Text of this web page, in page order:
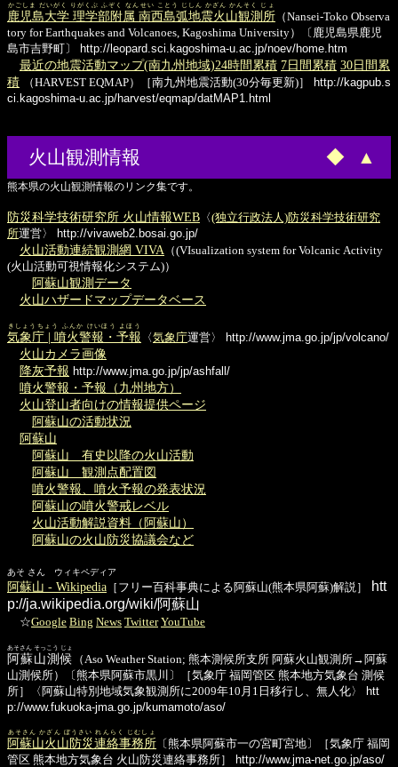
鹿児島大学 理学部附属 南西島弧地震火山観測所
かごしま だいがく りがくぶ ふぞく なんせい ことう じしん かざん かんそく じょ
（Nansei-Toko Observa
tory for Earthquakes and Volcanoes, Kagoshima University）〔鹿児島県鹿児
島市吉野町〕
http://leopard.sci.kagoshima-u.ac.jp/noev/home.htm
最近の地震活動マップ(南九州地域)24時間累積 7日間累積 30日間累
積
（HARVEST EQMAP）［南九州地震活動(30分毎更新)］
http://kagpub.s
ci.kagoshima-u.ac.jp/harvest/eqmap/datMAP1.html
火山観測情報 ◆ ▲
熊本県の火山観測情報のリンク集です。
防災科学技術研究所 火山情報WEB 〈(独立行政法人)防災科学技術研究
所運営〉 http://vivaweb2.bosai.go.jp/
火山活動連続観測網 VIVA （(VIsualization system for Volcanic Activity
(火山活動可視情報化システム)）
阿蘇山観測データ
火山ハザードマップデータベース
気象庁 | 噴火警報・予報
きしょうちょう ふんか けいほう よほう
〈気象庁運営〉 http://www.jma.go.jp/jp/volcano/
火山カメラ画像
降灰予報 http://www.jma.go.jp/jp/ashfall/
噴火警報・予報（九州地方）
火山登山者向けの情報提供ページ
阿蘇山の活動状況
阿蘇山
阿蘇山 有史以降の火山活動
阿蘇山 観測点配置図
噴火警報、噴火予報の発表状況
阿蘇山の噴火警戒レベル
火山活動解説資料（阿蘇山）
阿蘇山の火山防災協議会など
あそ さん ウィキペディア
阿蘇山 - Wikipedia ［フリー百科事典による阿蘇山(熊本県阿蘇)解説］
htt
p://ja.wikipedia.org/wiki/阿蘇山
☆Google Bing News Twitter YouTube
阿蘇山測候
あそさん そっこう じょ
（Aso Weather Station; 熊本測候所支所 阿蘇火山観測所→阿蘇
山測候所）〔熊本県阿蘇市黒川〕［気象庁 福岡管区 熊本地方気象台 測候
所］〈阿蘇山特別地域気象観測所に2009年10月1日移行し、無人化〉
htt
p://www.fukuoka-jma.go.jp/kumamoto/aso/
阿蘇山火山防災連絡事務所
あそさん かざん ぼうさい れんらく じむしょ
〔熊本県阿蘇市一の宮町宮地〕［気象庁 福岡
管区 熊本地方気象台 火山防災連絡事務所］
http://www.jma-net.go.jp/aso/